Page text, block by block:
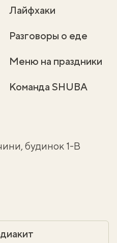
Лайфхаки
Разговоры о еде
Меню на праздники
Команда SHUBA
будинок 1-В